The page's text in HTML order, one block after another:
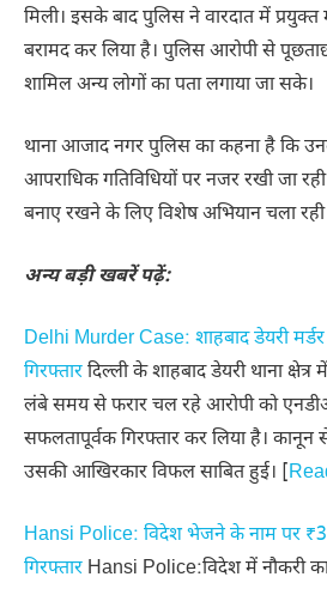
मिली। इसके बाद पुलिस ने वारदात में प्रयुक्त
बरामद कर लिया है। पुलिस आरोपी से
शामिल अन्य लोगों का पता लगाया जा सके।
थाना आजाद नगर पुलिस का कहना है कि
आपराधिक गतिविधियों पर नजर रखी जा
बनाए रखने के लिए विशेष अभियान चला रही
अन्य बड़ी खबरें पढ़ें:
Delhi Murder Case: शाहबाद डेयरी
गिरफ्तारदिल्ली के शाहबाद डेयरी थाना
लंबे समय से फरार चल रहे आरोपी को
सफलतापूर्वक गिरफ्तार कर लिया है।
उसकी आखिरकार विफल साबित हुई। [
Hansi Police: विदेश भेजने के नाम पर
गिरफ्तार Hansi Police:विदेश में नौकरी